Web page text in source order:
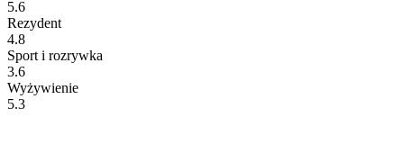
5.6
Rezydent
4.8
Sport i rozrywka
3.6
Wyżywienie
5.3